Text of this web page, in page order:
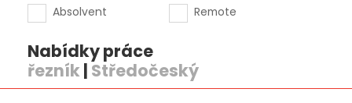
Absolvent
Remote
Nabídky práce
řezník | Středočeský